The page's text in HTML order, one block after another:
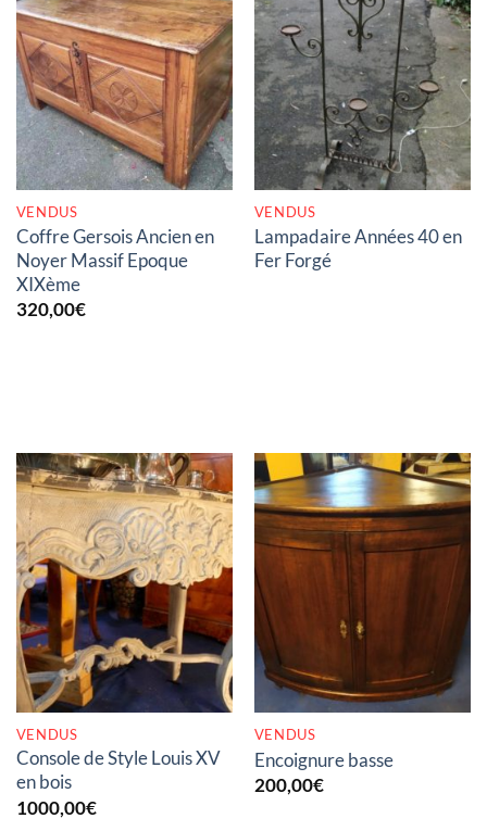
RUPTURE DE STOCK
VENDUS
Coffre Gersois Ancien en
Noyer Massif Epoque
XIXème
320,00€
RUPTURE DE STOCK
VENDUS
Lampadaire Années 40 en
Fer Forgé
RUPTURE DE STOCK
VENDUS
Console de Style Louis XV
en bois
1000,00€
RUPTURE DE STOCK
VENDUS
Encoignure basse
200,00€